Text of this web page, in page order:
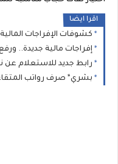
اقرا ايضا
كشوفات الإفراجات المالية لشهر 7: قوائم الموظفين الجدد عبر منظومة "راتبك لحظي"
إفراجات مالية جديدة.. ورفع مرتبات شهر يوليو (7) بنسبة 75%
رابط جديد للاستعلام عن نتيجة الشهادة الإعدادية في ليبيا
بشري* صرف رواتب المتقاعدين المتأخرة